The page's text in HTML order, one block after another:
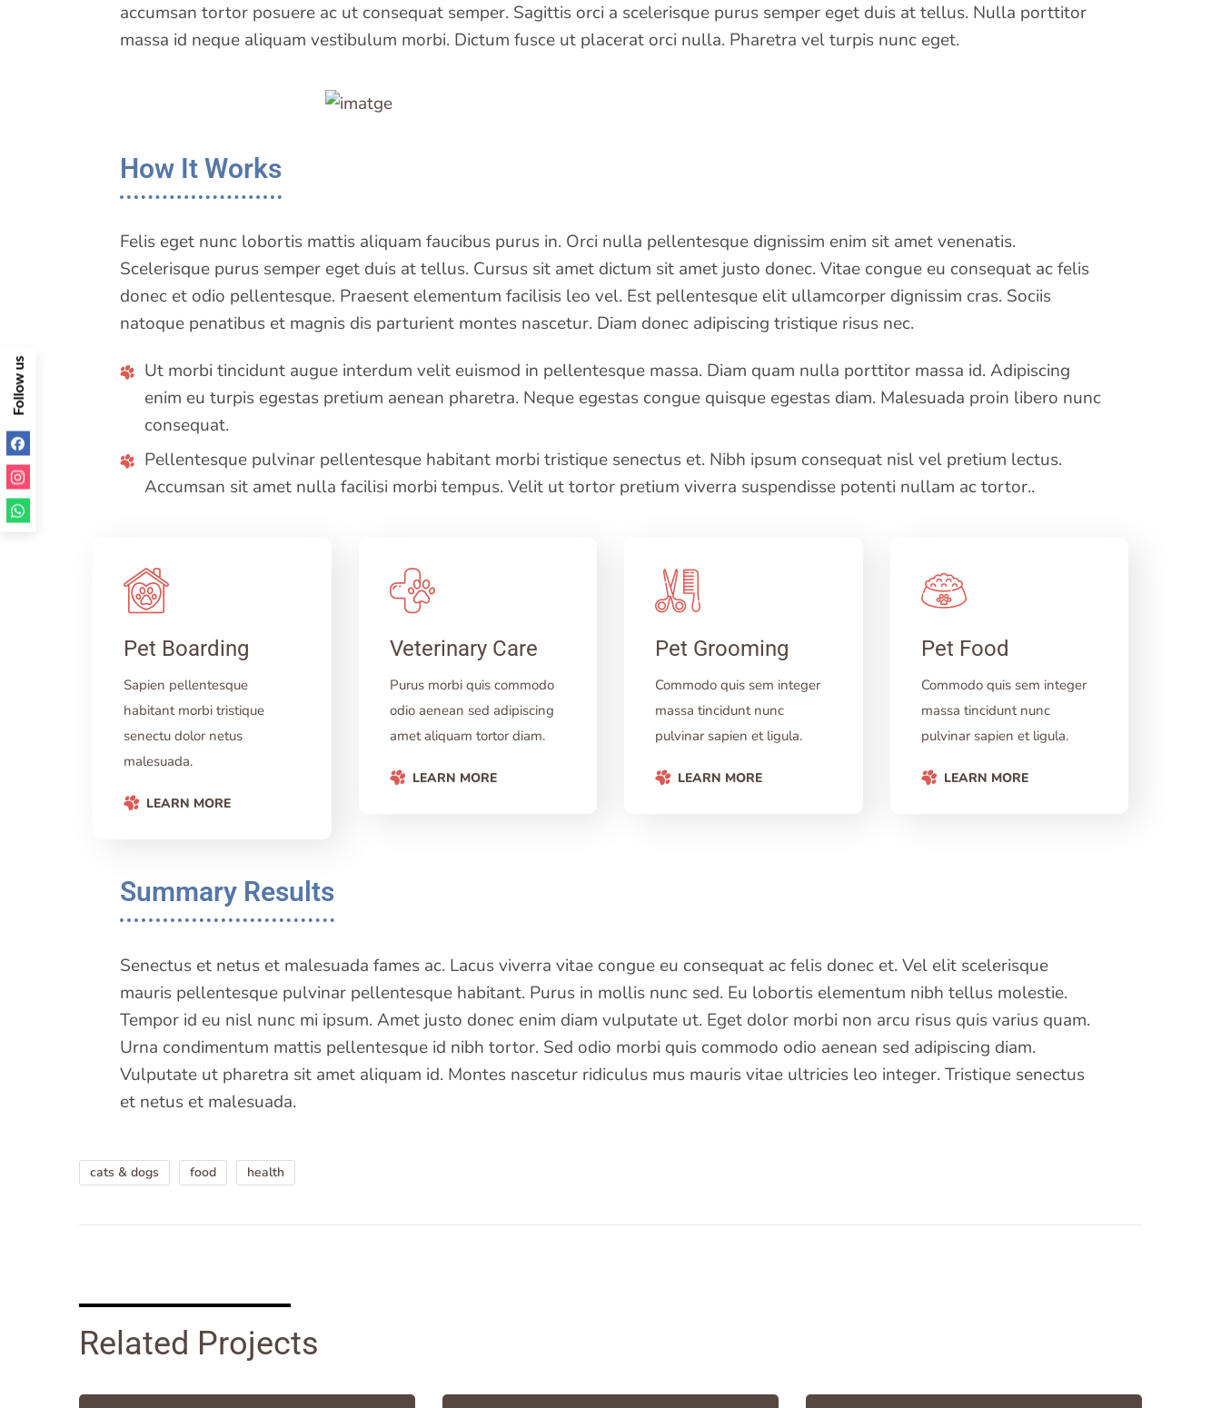
accumsan tortor posuere ac ut consequat semper. Sagittis orci a scelerisque purus semper eget duis at tellus. Nulla porttitor
massa id neque aliquam vestibulum morbi. Dictum fusce ut placerat orci nulla. Pharetra vel turpis nunc eget.
How It Works
Felis eget nunc lobortis mattis aliquam faucibus purus in. Orci nulla pellentesque dignissim enim sit amet venenatis.
Scelerisque purus semper eget duis at tellus. Cursus sit amet dictum sit amet justo donec. Vitae congue eu consequat ac felis
donec et odio pellentesque. Praesent elementum facilisis leo vel. Est pellentesque elit ullamcorper dignissim cras. Sociis
natoque penatibus et magnis dis parturient montes nascetur. Diam donec adipiscing tristique risus nec.
Ut morbi tincidunt augue interdum velit euismod in pellentesque massa. Diam quam nulla porttitor massa id. Adipiscing
enim eu turpis egestas pretium aenean pharetra. Neque egestas congue quisque egestas diam. Malesuada proin libero nunc
consequat.
Pellentesque pulvinar pellentesque habitant morbi tristique senectus et. Nibh ipsum consequat nisl vel pretium lectus.
Accumsan sit amet nulla facilisi morbi tempus. Velit ut tortor pretium viverra suspendisse potenti nullam ac tortor..
Pet Boarding
Sapien pellentesque
habitant morbi tristique
senectu dolor netus
malesuada.
LEARN MORE
Veterinary Care
Purus morbi quis commodo
odio aenean sed adipiscing
amet aliquam tortor diam.
LEARN MORE
Pet Grooming
Commodo quis sem integer
massa tincidunt nunc
pulvinar sapien et ligula.
LEARN MORE
Pet Food
Commodo quis sem integer
massa tincidunt nunc
pulvinar sapien et ligula.
LEARN MORE
Summary Results
Senectus et netus et malesuada fames ac. Lacus viverra vitae congue eu consequat ac felis donec et. Vel elit scelerisque
mauris pellentesque pulvinar pellentesque habitant. Purus in mollis nunc sed. Eu lobortis elementum nibh tellus molestie.
Tempor id eu nisl nunc mi ipsum. Amet justo donec enim diam vulputate ut. Eget dolor morbi non arcu risus quis varius quam.
Urna condimentum mattis pellentesque id nibh tortor. Sed odio morbi quis commodo odio aenean sed adipiscing diam.
Vulputate ut pharetra sit amet aliquam id. Montes nascetur ridiculus mus mauris vitae ultricies leo integer. Tristique senectus
et netus et malesuada.
cats & dogs food health
Related Projects
F
o
l
l
o
w
u
s
o
n
S
o
c
i
a
l
M
e
d
i